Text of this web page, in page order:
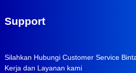
Support
Silahkan Hubungi Customer Service
Kerja dan Layanan kami